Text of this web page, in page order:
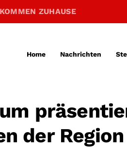
ZUHAUSE
Home Nachrichten
der Region